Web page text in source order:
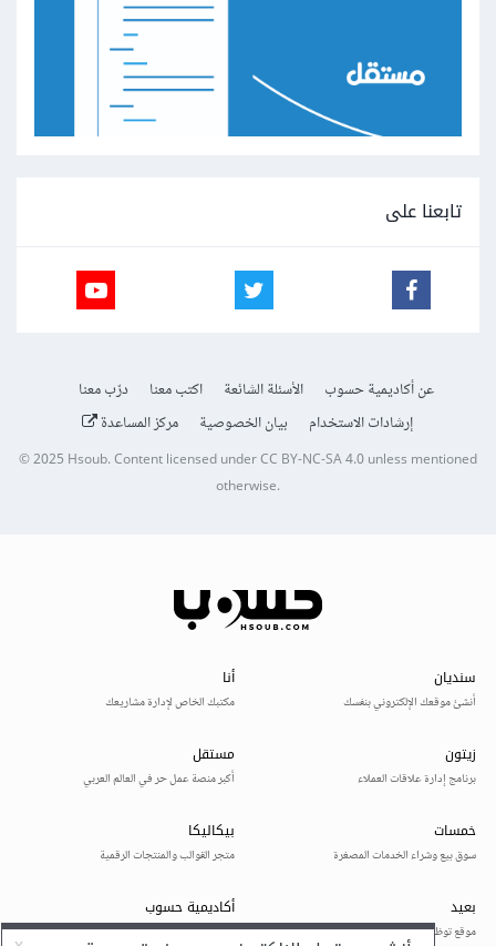
تابعنا على
عن أكاديمية حسوب الأسئلة الشائعة اكتب معنا
درّب معنا
إرشادات الاستخدام
بيان الخصوصية مركز المساعدة
© 2025Hsoub.Content licensed underCC BY-NC-SA 4.0unless mentioned
otherwise.